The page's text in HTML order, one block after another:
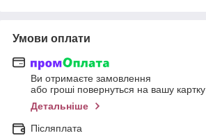
Умови оплати
Ви отримаєте замовлення
або гроші повернуться на вашу картку
Детальніше
Післяплата